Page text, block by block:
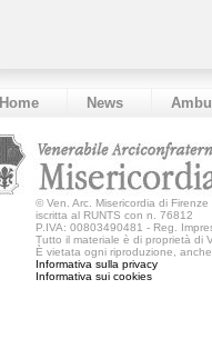
Home News
© Ven. Arc. Misericordia di Firenze
iscritta al RUNTS con n. 76812
P.IVA: 00803490481 - Reg.
Tutto il materiale è di proprietà di
È vietata ogni riproduzione,
Informativa sulla privacy
Informativa sui cookies